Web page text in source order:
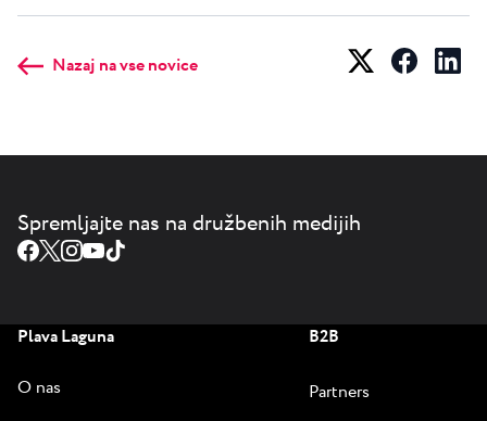
Nazaj na vse novice
Spremljajte nas na družbenih medijih
Plava Laguna
O nas
B2B
Partners